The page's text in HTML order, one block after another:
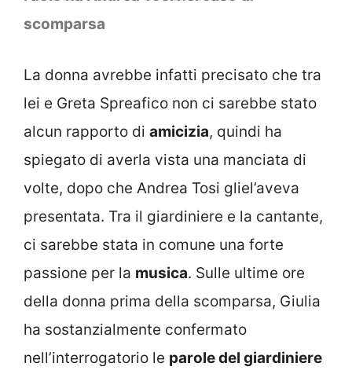
scomparsa
La donna avrebbe infatti precisato che tra
lei e Greta Spreafico non ci sarebbe stato
alcun rapporto di amicizia, quindi ha
spiegato di averla vista una manciata di
volte, dopo che Andrea Tosi gliel’aveva
presentata. Tra il giardiniere e la cantante,
ci sarebbe stata in comune una forte
passione per la musica. Sulle ultime ore
della donna prima della scomparsa, Giulia
ha sostanzialmente confermato
nell’interrogatorio le parole del giardiniere